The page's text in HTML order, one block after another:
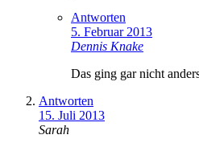
Antworten
5. Februar 2013
Dennis Knake
Das ging gar nicht
Antworten
15. Juli 2013
Sarah